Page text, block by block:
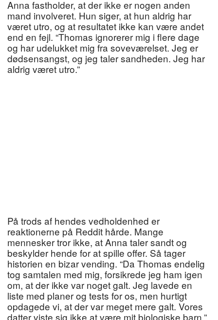
Anna fastholder, at der ikke er nogen anden
mand involveret. Hun siger, at hun aldrig har
været utro, og at resultatet ikke kan være andet
end en fejl. “Thomas ignorerer mig i flere dage
og har udelukket mig fra soveværelset. Jeg er
dødsensangst, og jeg taler sandheden. Jeg har
aldrig været utro.”
På trods af hendes vedholdenhed er
reaktionerne på Reddit hårde. Mange
mennesker tror ikke, at Anna taler sandt og
beskylder hende for at spille offer. Så tager
historien en bizar vending. “Da Thomas endelig
tog samtalen med mig, forsikrede jeg ham igen
om, at der ikke var noget galt. Jeg lavede en
liste med planer og tests for os, men hurtigt
opdagede vi, at der var meget mere galt. Vores
datter viste sig ikke at være mit biologiske barn.”